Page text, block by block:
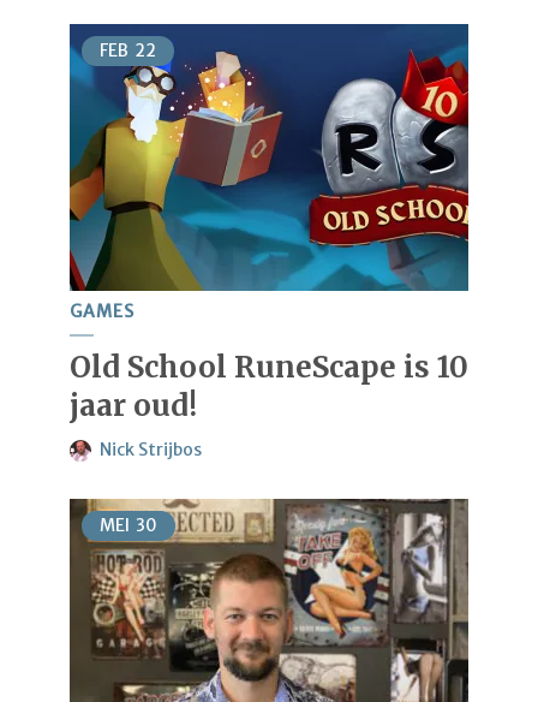
FEB 22
GAMES
Old School RuneScape is 10
jaar oud!
Nick Strijbos
MEI 30